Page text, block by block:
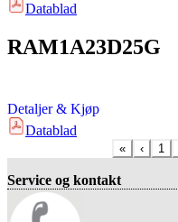
Datablad
RAM1A23D25G
Detaljer & Kjøp
Datablad
« ‹ 1
Service og kontakt